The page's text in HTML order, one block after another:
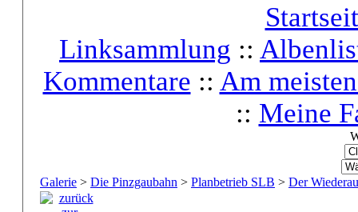
Linksammlung ::
Kommentare :: Am
:: Meine
Galerie > Die Pinzgaubahn > Planbetrieb SLB > Der